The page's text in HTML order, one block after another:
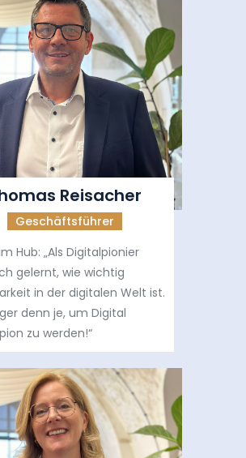
Reisacher
Geschäftsführer
Hub: „Als Digitalpionier
gelernt, wie wichtig
in der digitalen Welt ist.
denn je, um Digital
zu werden!“